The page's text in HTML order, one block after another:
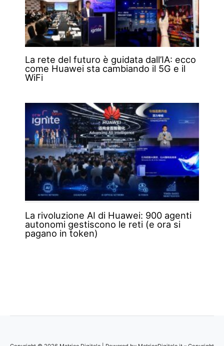
La rete del futuro è guidata dall’IA: ecco
come Huawei sta cambiando il 5G e il
WiFi
La rivoluzione AI di Huawei: 900 agenti
autonomi gestiscono le reti (e ora si
pagano in token)